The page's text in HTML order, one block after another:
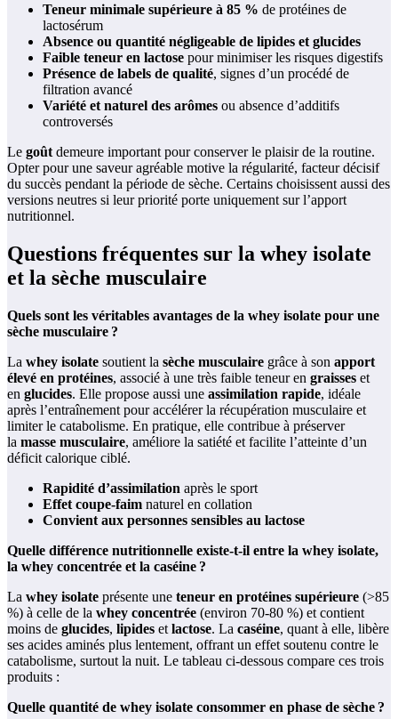
Teneur minimale supérieure à 85 % de protéines de
lactosérum
Absence ou quantité négligeable de lipides et glucides
Faible teneur en lactose pour minimiser les risques digestifs
Présence de labels de qualité, signes d’un procédé de
filtration avancé
Variété et naturel des arômes ou absence d’additifs
controversés
Le goût demeure important pour conserver le plaisir de la routine.
Opter pour une saveur agréable motive la régularité, facteur décisif
du succès pendant la période de sèche. Certains choisissent aussi des
versions neutres si leur priorité porte uniquement sur l’apport
nutritionnel.
Questions fréquentes sur la whey isolate
et la sèche musculaire
Quels sont les véritables avantages de la whey isolate pour une
sèche musculaire ?
La whey isolate soutient la sèche musculaire grâce à son apport
élevé en protéines, associé à une très faible teneur en graisses et
en glucides. Elle propose aussi une assimilation rapide, idéale
après l’entraînement pour accélérer la récupération musculaire et
limiter le catabolisme. En pratique, elle contribue à préserver
la masse musculaire, améliore la satiété et facilite l’atteinte d’un
déficit calorique ciblé.
Rapidité d’assimilation après le sport
Effet coupe-faim naturel en collation
Convient aux personnes sensibles au lactose
Quelle différence nutritionnelle existe-t-il entre la whey isolate,
la whey concentrée et la caséine ?
La whey isolate présente une teneur en protéines supérieure (>85
%) à celle de la whey concentrée (environ 70-80 %) et contient
moins de glucides, lipides et lactose. La caséine, quant à elle, libère
ses acides aminés plus lentement, offrant un effet soutenu contre le
catabolisme, surtout la nuit. Le tableau ci-dessous compare ces trois
produits :
Quelle quantité de whey isolate consommer en phase de sèche ?